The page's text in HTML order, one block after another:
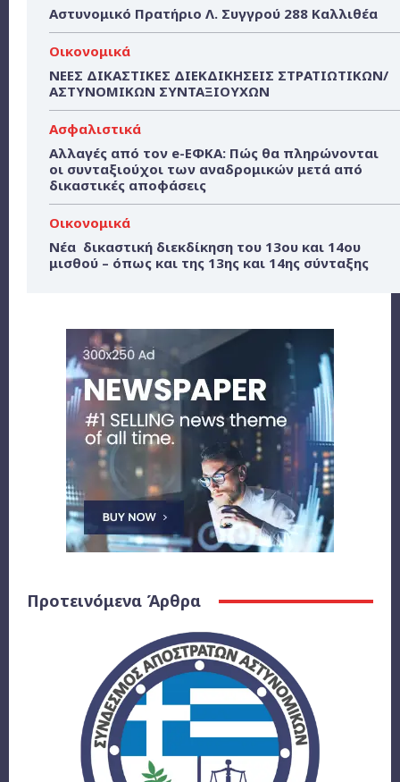
Αστυνομικό Πρατήριο Λ. Συγγρού 288 Καλλιθέα
Οικονομικά
ΝΕΕΣ ΔΙΚΑΣΤΙΚΕΣ ΔΙΕΚΔΙΚΗΣΕΙΣ ΣΤΡΑΤΙΩΤΙΚΩΝ/
ΑΣΤΥΝΟΜΙΚΩΝ ΣΥΝΤΑΞΙΟΥΧΩΝ
Ασφαλιστικά
Αλλαγές από τον e-ΕΦΚΑ: Πώς θα πληρώνονται
οι συνταξιούχοι των αναδρομικών μετά από
δικαστικές αποφάσεις
Οικονομικά
Νέα δικαστική διεκδίκηση του 13ου και 14ου
μισθού – όπως και της 13ης και 14ης σύνταξης
Προτεινόμενα Άρθρα